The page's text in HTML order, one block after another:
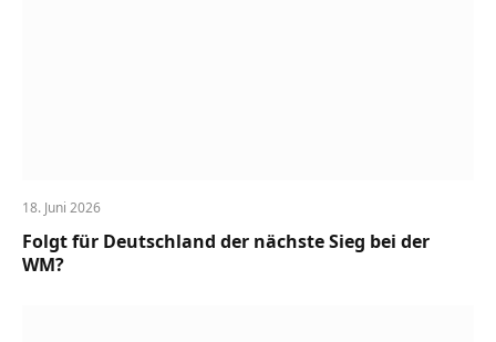
18. Juni 2026
Folgt für Deutschland der nächste Sieg bei der
WM?